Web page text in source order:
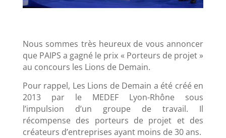
Nous sommes très heureux de vous annoncer
que PAIPS a gagné le prix « Porteurs de projet »
au concours les Lions de Demain.
Pour rappel, Les Lions de Demain a été créé en
2013 par le MEDEF Lyon-Rhône sous
l’impulsion d’un groupe de travail. Il
récompense des porteurs de projet et des
créateurs d’entreprises ayant moins de 30 ans.